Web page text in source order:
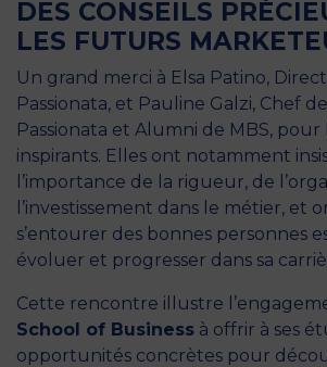
DES CONSEILS
LES FUTURS
Un grand merci à Elsa Patino,
Passionata, et Pauline Galzi, Chef
Passionata et Alumni de MBS,
inspirants. Elles ont notamment
l’importance de la rigueur, de
l’investissement dans le métier, et
s’entourer des bonnes personnes
évoluer et progresser dans sa
Cette rencontre illustre
School of Business à offrir à ses
opportunités concrètes pour